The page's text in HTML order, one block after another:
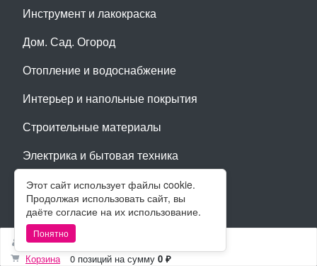
Этот сайт использует файлы cookie.
Продолжая использовать сайт, вы
даёте согласие на их использование.
Понятно
Инструмент и лакокраска
Дом. Сад. Огород
Отопление и водоснабжение
Интерьер и напольные покрытия
Строительные материалы
Электрика и бытовая техника
Инструмент и лакокраска
Дом. Сад. Огород
Отопление и водоснабжение
Войти
Регистрация
Корзина
0 позиций на сумму 0 ₽